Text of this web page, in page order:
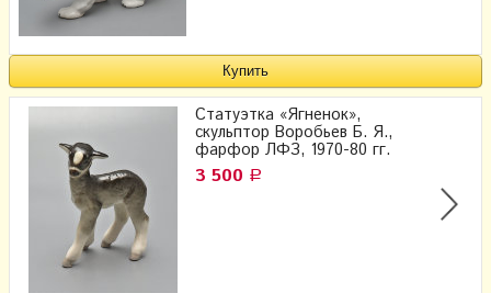
Статуэтка «Ягненок»,
скульптор Воробьев Б. Я.,
фарфор ЛФЗ, 1970-80 гг.
3 500 Р